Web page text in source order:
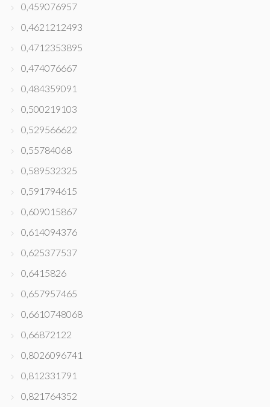
0,459076957
0,4621212493
0,4712353895
0,474076667
0,484359091
0,500219103
0,529566622
0,55784068
0,589532325
0,591794615
0,609015867
0,614094376
0,625377537
0,6415826
0,657957465
0,6610748068
0,66872122
0,8026096741
0,812331791
0,821764352